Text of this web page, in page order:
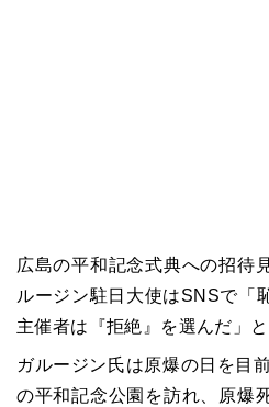
広島の平和記念式典への招待
ルージン駐日大使はSNSで「
主催者は『拒絶』を選んだ」と
ガルージン氏は原爆の日を目
の平和記念公園を訪れ、原爆